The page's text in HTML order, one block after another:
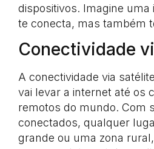
dispositivos. Imagine uma
te conecta, mas também
Conectividade
A conectividade via
vai levar a internet até os
remotos do mundo. Com
conectados, qualquer
grande ou uma zona